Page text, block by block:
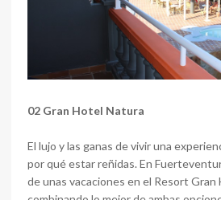
02 Gran Hotel Natura
El lujo y las ganas de vivir una
por qué estar reñidas. En
de unas vacaciones en el Resort Gran